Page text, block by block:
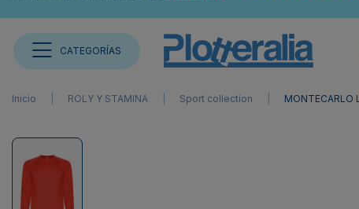
CATEGORÍAS
Inicio ROLY Y STAMINA Sport collection MONTECARLO